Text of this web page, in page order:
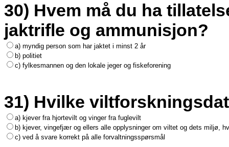
30) Hvem må du ha
jaktrifle og ammunisjon?
a) myndig person som har jaktet i minst 2 år
b) politiet
c) fylkesmannen og den lokale jeger og fiskeforening
31) Hvilke
a) kjever fra hjortevilt og vinger fra fuglevilt
b) kjever, vingefjær og ellers alle opplysninger om viltet og dets miljø,
c) ved å svare korrekt på alle forvaltningsspørsmål